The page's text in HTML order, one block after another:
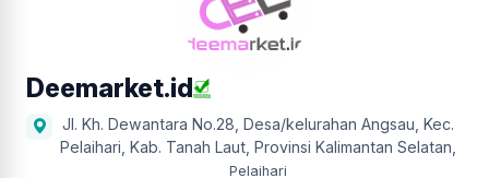
Deemarket.id
Jl. Kh. Dewantara No.28, Desa/kelurahan Angsau, Kec.
Pelaihari, Kab. Tanah Laut, Provinsi Kalimantan Selatan
Pelaihari